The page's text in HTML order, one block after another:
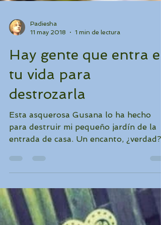
Padiesha
11 may 2018
1 min de lectura
Hay gente que entra en
tu vida para
destrozarla
Esta asquerosa Gusana lo ha hecho
para destruir mi pequeño jardín de la